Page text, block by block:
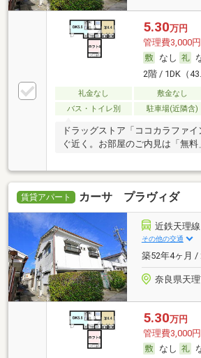
5.30万円
管理費3,000円
なし
2階 / 1DK（
礼金なし 敷金なし
バス・トイレ別
駐車場(近隣含)
ドラッグストア「ココカラファ
ぐ近く。お部屋のご内見は「無
賃貸アパート カーサ プラヴィダ
近鉄天理
その他の交通
築52年4ヶ月 /
奈良県天
5.30万円
管理費3,000円
なし